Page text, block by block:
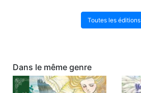
Toutes les éditions
Dans le même genre